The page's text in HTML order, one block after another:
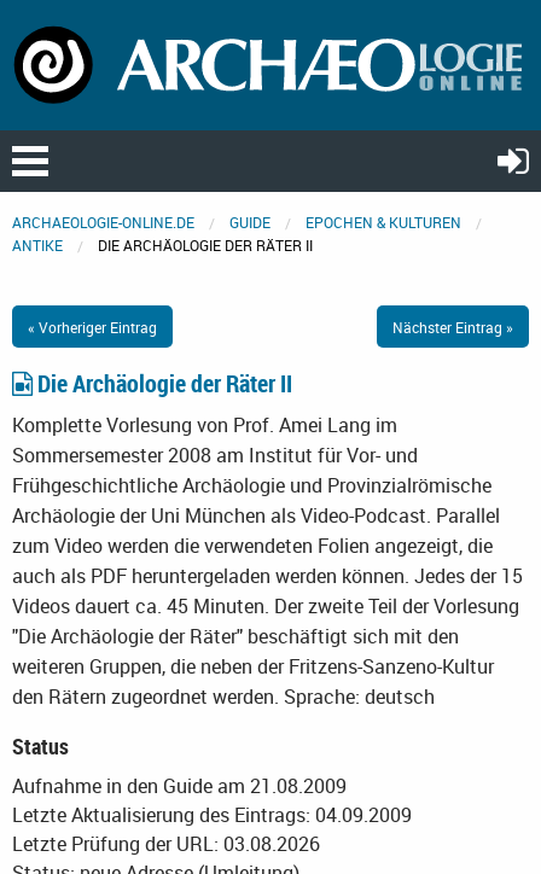
ARCHAEOLOGIE-ONLINE.DE GUIDE
EPOCHEN & KULTUREN
ANTIKE
DIE ARCHÄOLOGIE DER RÄTER II
« Vorheriger Eintrag Nächster Eintrag »
Die Archäologie der Räter II
Komplette Vorlesung von Prof. Amei Lang im
Sommersemester 2008 am Institut für Vor- und
Frühgeschichtliche Archäologie und Provinzialrömische
Archäologie der Uni München als Video-Podcast. Parallel
zum Video werden die verwendeten Folien angezeigt, die
auch als PDF heruntergeladen werden können. Jedes der 15
Videos dauert ca. 45 Minuten. Der zweite Teil der Vorlesung
"Die Archäologie der Räter" beschäftigt sich mit den
weiteren Gruppen, die neben der Fritzens-Sanzeno-Kultur
den Rätern zugeordnet werden. Sprache: deutsch
Status
Aufnahme in den Guide am 21.08.2009
Letzte Aktualisierung des Eintrags: 04.09.2009
Letzte Prüfung der URL: 03.08.2026